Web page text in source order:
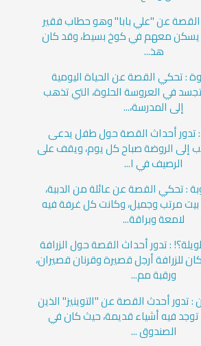
القصة عن "علي بابا" وهو حطاب فقير
يسكن معهم في كوخ بسيط، وقد كان
هذ...
: تحكي القصة عن الحياة اليومية
في العروسة الحلوة، التي تذهب
إلى المدرسة،...
: تدور أحداث القصة حول طفل يدعى
إلى الروضة صباح كل يوم، ويقف على
الرصيف في ا...
: تحكي القصة عن عائلة من الدببة،
مرتب وجميل، وكانت كل غرفة فيه
لامعة وبراقة...
: تدور أحداث القصة حول الزرافة
للزرافة أرجل قصيرة وقرنان قصيران،
ورقبة مم...
: تدور أحدث القصة عن "التوينيز" الذين
فيه أشياء قديمة، حيث كان في
الصندوق ...